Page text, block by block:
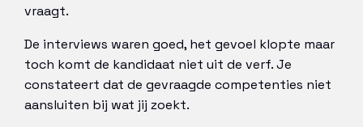
vraagt.
De interviews waren goed, het gevoel klopte maar
toch komt de kandidaat niet uit de verf. Je
constateert dat de gevraagde competenties niet
aansluiten bij wat jij zoekt.